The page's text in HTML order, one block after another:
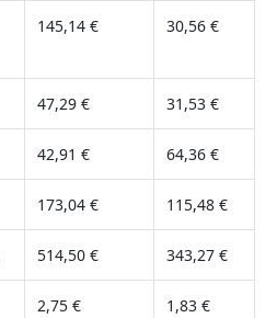
145,14 € 30,56 €
47,29 € 31,53 €
42,91 € 64,36 €
173,04 € 115,48 €
514,50 € 343,27 €
2,75 € 1,83 €